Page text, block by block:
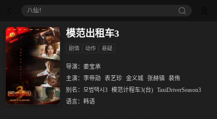
八仙！
模范出租车3
剧情 动作 悬疑
导演： 姜宝承
主演： 李帝勋 表艺珍 金义城 张赫镇 裴侑
别名： 모범택시3 模范计程车3(台) TaxiDriverSeason3
语言： 韩语